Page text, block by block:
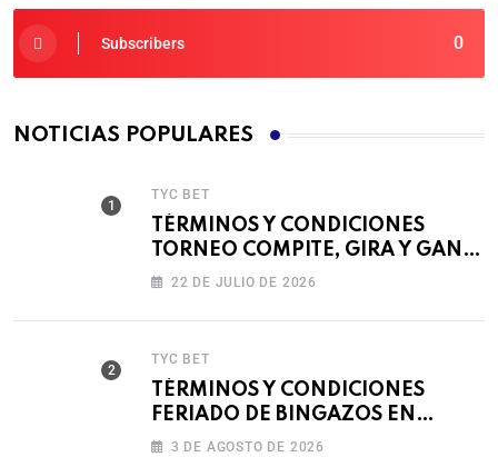
0
Subscribers
NOTICIAS POPULARES
TYC BET
TÉRMINOS Y CONDICIONES
TORNEO COMPITE, GIRA Y GANA
🎰 22 DE JULIO DE 2026
TYC BET
TÉRMINOS Y CONDICIONES
FERIADO DE BINGAZOS EN
BET593
3 DE AGOSTO DE 2026